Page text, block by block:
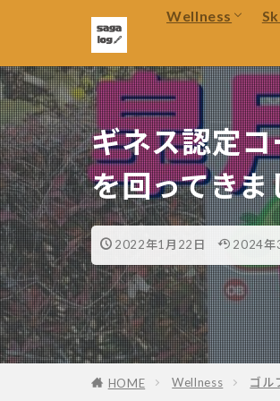
Wellness
ゴルフ
キャンプ
健康・美容
ギネス認定
を回ってきま
2022年1月22日 2024年
HOME Wellness ゴル
健康・美容